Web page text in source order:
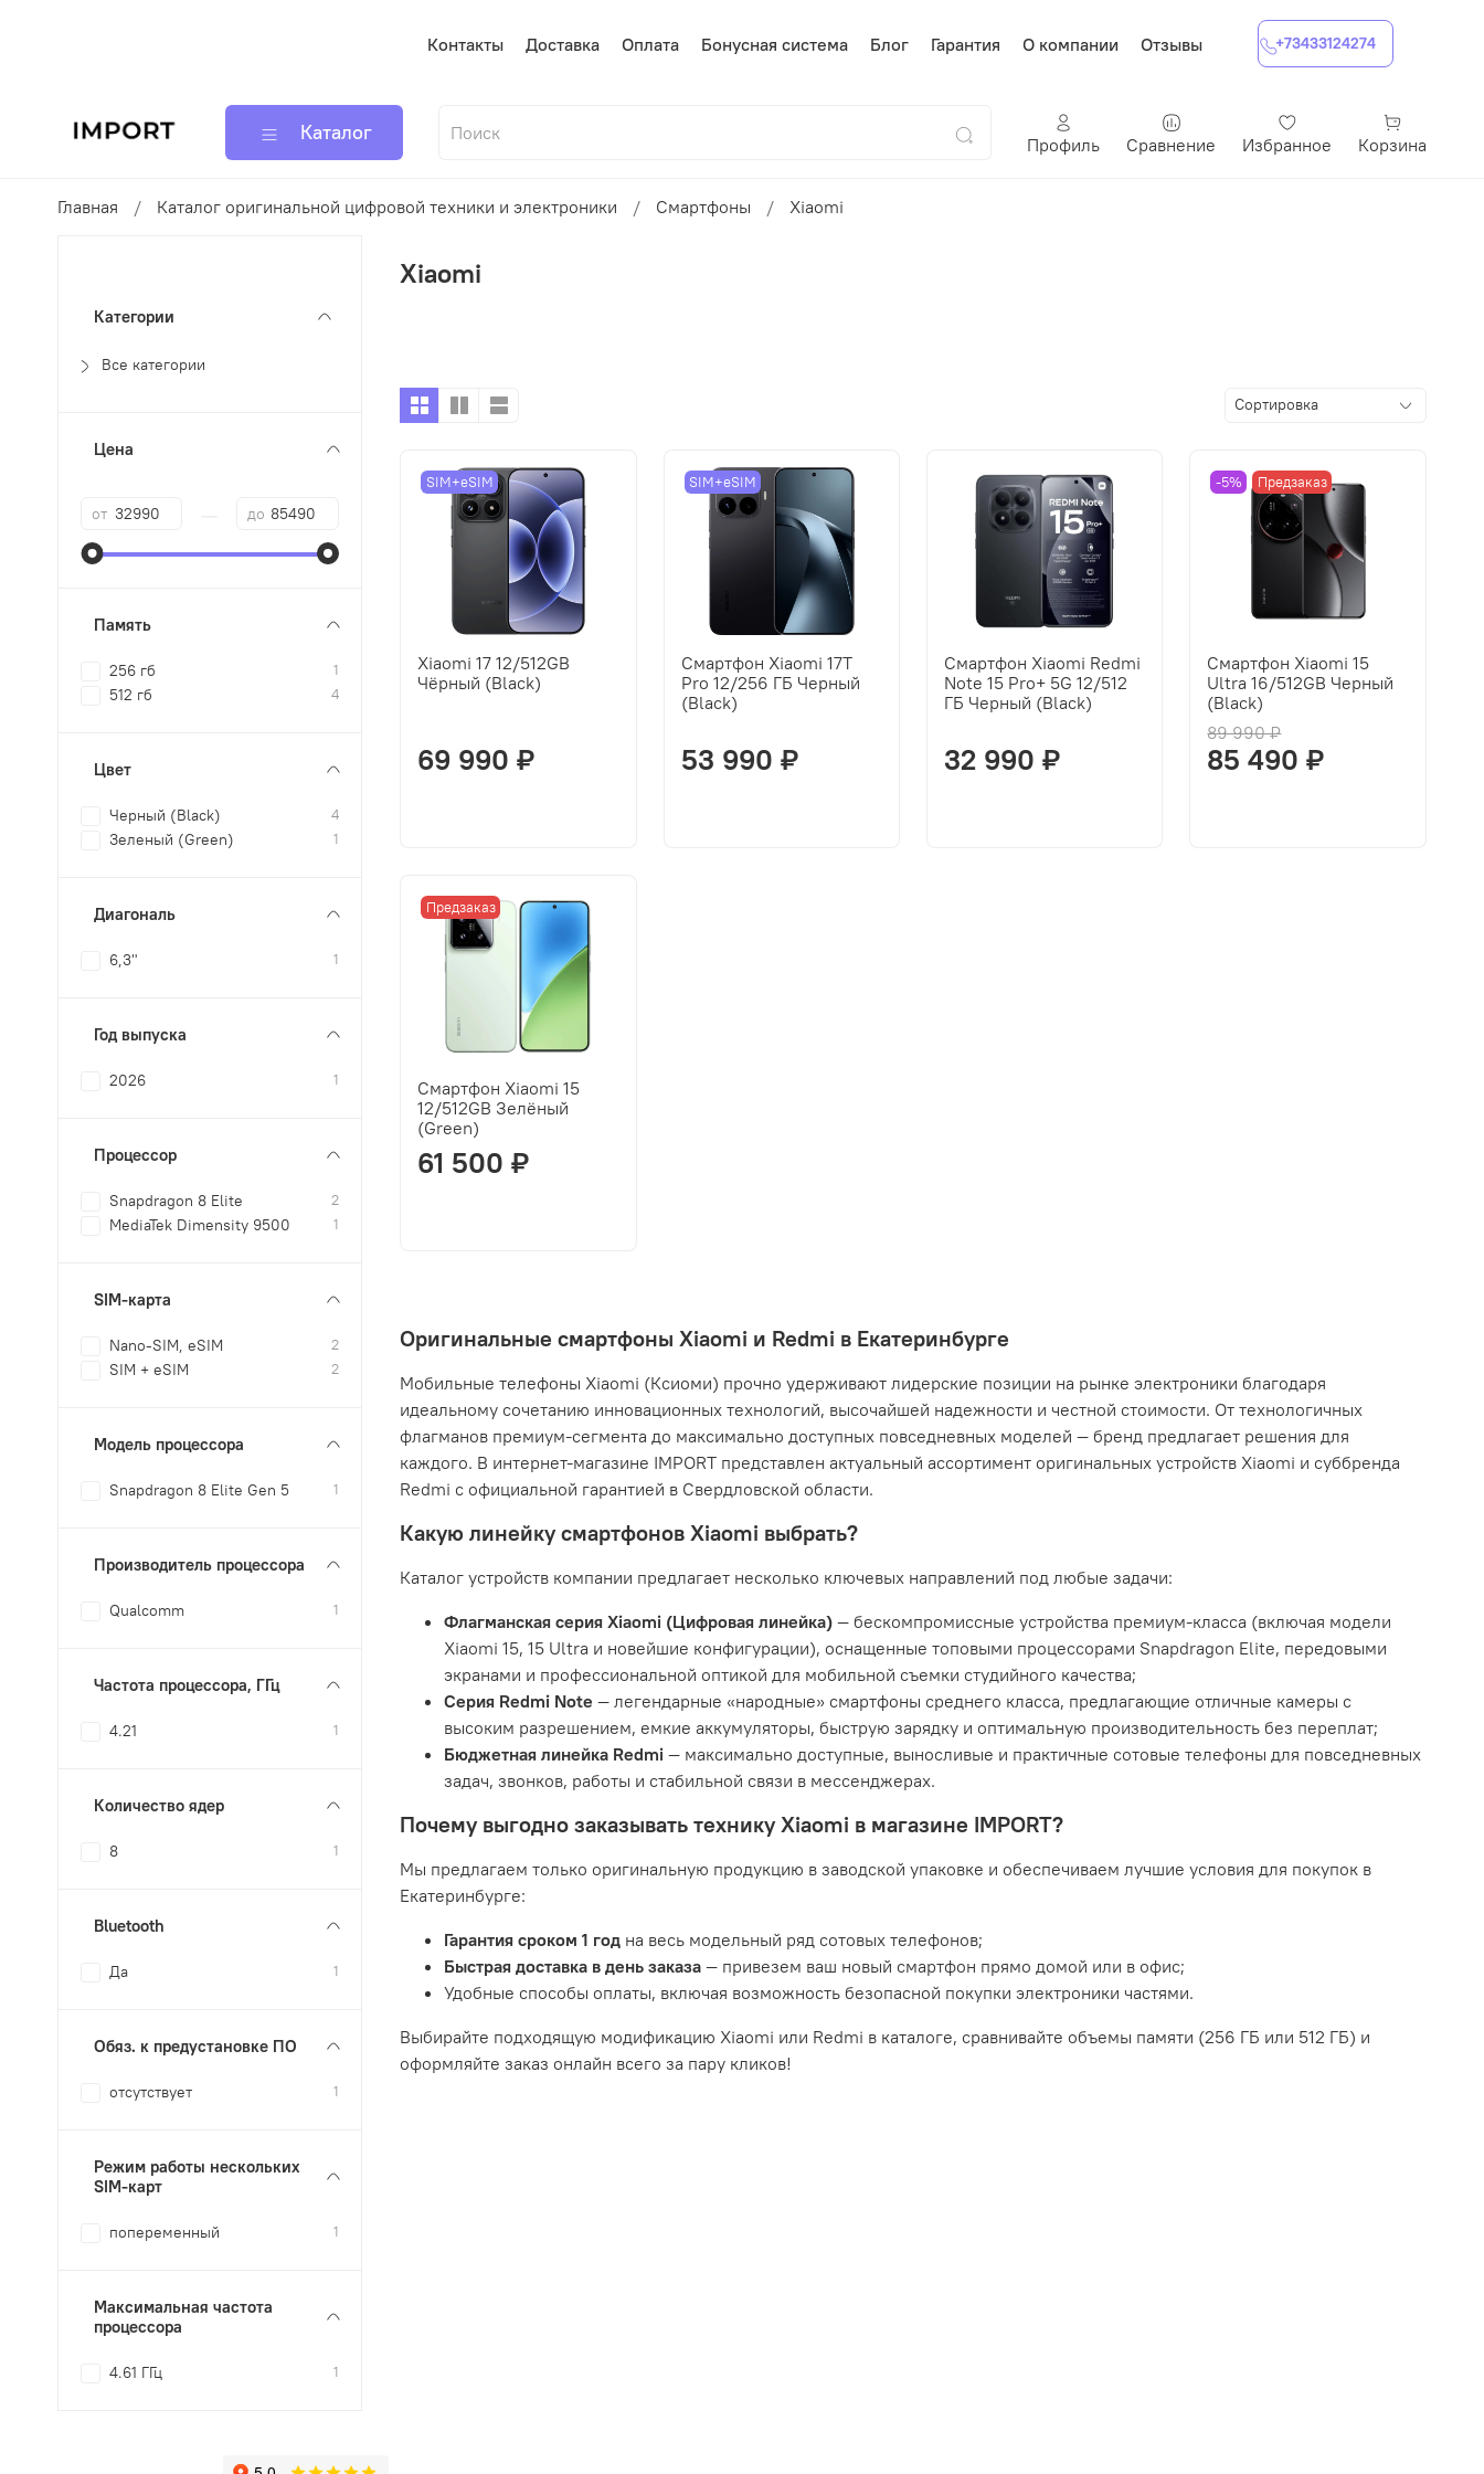
Контакты Доставка Оплата Бонусная система Блог Гарантия О компании Отзывы +73433124274
Каталог Профиль Сравнение Избранное Корзина
Главная Каталог оригинальной цифровой техники и электроники Смартфоны Xiaomi
Xiaomi
SIM+eSIM
Xiaomi 17 12/512GB
Чёрный (Black)
69 990 ₽
SIM+eSIM
Смартфон Xiaomi 17T
Pro 12/256 ГБ Черный
(Black)
53 990 ₽
Смартфон Xiaomi Redmi
Note 15 Pro+ 5G 12/512
ГБ Черный (Black)
32 990 ₽
-5% Предзаказ
Смартфон Xiaomi 15
Ultra 16/512GB Черный
(Black)
89 990 ₽
85 490 ₽
Предзаказ
Смартфон Xiaomi 15
12/512GB Зелёный
(Green)
61 500 ₽
Оригинальные смартфоны Xiaomi и Redmi в Екатеринбурге
Мобильные телефоны Xiaomi (Ксиоми) прочно удерживают лидерские позиции на рынке электроники благодаря
идеальному сочетанию инновационных технологий, высочайшей надежности и честной стоимости. От технологичных
флагманов премиум-сегмента до максимально доступных повседневных моделей — бренд предлагает решения для
каждого. В интернет-магазине IMPORT представлен актуальный ассортимент оригинальных устройств Xiaomi и суббренда
Redmi с официальной гарантией в Свердловской области.
Какую линейку смартфонов Xiaomi выбрать?
Каталог устройств компании предлагает несколько ключевых направлений под любые задачи:
Флагманская серия Xiaomi (Цифровая линейка) — бескомпромиссные устройства премиум-класса (включая модели
Xiaomi 15, 15 Ultra и новейшие конфигурации), оснащенные топовыми процессорами Snapdragon Elite, передовыми
экранами и профессиональной оптикой для мобильной съемки студийного качества;
Серия Redmi Note — легендарные «народные» смартфоны среднего класса, предлагающие отличные камеры с
высоким разрешением, емкие аккумуляторы, быструю зарядку и оптимальную производительность без переплат;
Бюджетная линейка Redmi — максимально доступные, выносливые и практичные сотовые телефоны для повседневных
задач, звонков, работы и стабильной связи в мессенджерах.
Почему выгодно заказывать технику Xiaomi в магазине IMPORT?
Мы предлагаем только оригинальную продукцию в заводской упаковке и обеспечиваем лучшие условия для покупок в
Екатеринбурге:
Гарантия сроком 1 год на весь модельный ряд сотовых телефонов;
Быстрая доставка в день заказа — привезем ваш новый смартфон прямо домой или в офис;
Удобные способы оплаты, включая возможность безопасной покупки электроники частями.
Выбирайте подходящую модификацию Xiaomi или Redmi в каталоге, сравнивайте объемы памяти (256 ГБ или 512 ГБ) и
оформляйте заказ онлайн всего за пару кликов!
Категории
Все категории
Цена
от до
Память
256 гб 1
512 гб 4
Цвет
Черный (Black) 4
Зеленый (Green) 1
Диагональ
6,3" 1
Год выпуска
2026 1
Процессор
Snapdragon 8 Elite 2
MediaTek Dimensity 9500 1
SIM-карта
Nano-SIM, eSIM 2
SIM + eSIM 2
Модель процессора
Snapdragon 8 Elite Gen 5 1
Производитель процессора
Qualcomm 1
Частота процессора, ГГц
4.21 1
Количество ядер
8 1
Bluetooth
Да 1
Обяз. к предустановке ПО
отсутствует 1
Режим работы нескольких
SIM-карт
попеременный 1
Максимальная частота
процессора
4.61 ГГц 1